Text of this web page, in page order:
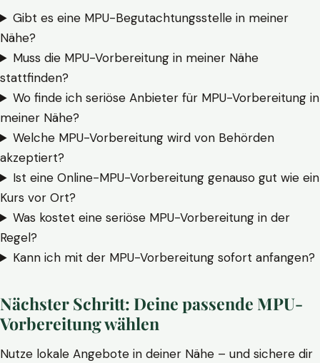
Gibt es eine MPU-Begutachtungsstelle in meiner
Nähe?
Muss die MPU-Vorbereitung in meiner Nähe
stattfinden?
Wo finde ich seriöse Anbieter für MPU-Vorbereitung in
meiner Nähe?
Welche MPU-Vorbereitung wird von Behörden
akzeptiert?
Ist eine Online-MPU-Vorbereitung genauso gut wie ein
Kurs vor Ort?
Was kostet eine seriöse MPU-Vorbereitung in der
Regel?
Kann ich mit der MPU-Vorbereitung sofort anfangen?
Nächster Schritt: Deine passende MPU-
Vorbereitung wählen
Nutze lokale Angebote in deiner Nähe – und sichere dir